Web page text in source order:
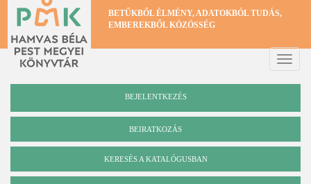
Ugrás
tartalomra
BETŰKBŐL ÉLMÉNY, ADATOKBÓL TUDÁS,
EMBEREKBŐL KÖZÖSSÉG
Toggle
BEJELENTKEZÉS
BEIRATKOZÁS
Katalógus
KERESÉS A KATALÓGUSBAN